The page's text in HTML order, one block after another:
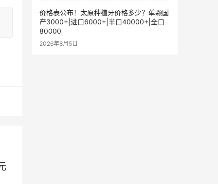
价格表公布！太原种植牙价格多少？单颗国
产3000+|进口6000+|半口40000+|全口
80000
2026年8月5日